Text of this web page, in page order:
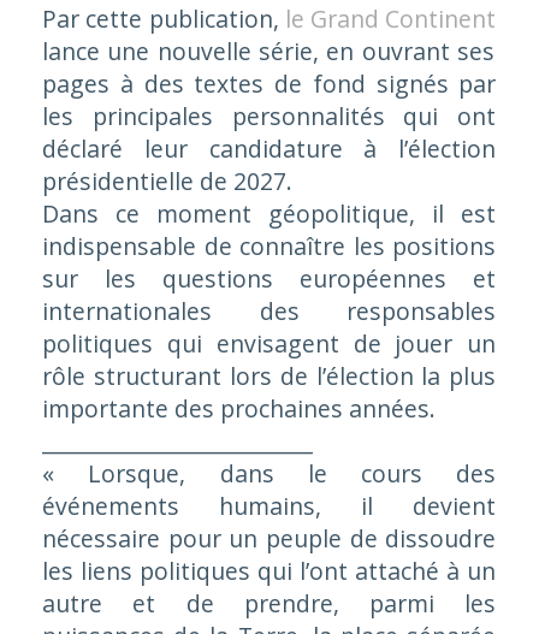
Par cette publication, le Grand Continent
lance une nouvelle série, en ouvrant ses
pages à des textes de fond signés par
les principales personnalités qui ont
déclaré leur candidature à l’élection
présidentielle de 2027.
Dans ce moment géopolitique, il est
indispensable de connaître les positions
sur les questions européennes et
internationales des responsables
politiques qui envisagent de jouer un
rôle structurant lors de l’élection la plus
importante des prochaines années.
« Lorsque, dans le cours des
événements humains, il devient
nécessaire pour un peuple de dissoudre
les liens politiques qui l’ont attaché à un
autre et de prendre, parmi les